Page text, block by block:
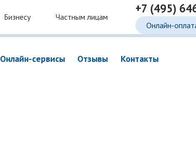
Бизнесу Частным лицам
+7 (495)
Онлайн-
Онлайн-сервисы Отзывы Контакты